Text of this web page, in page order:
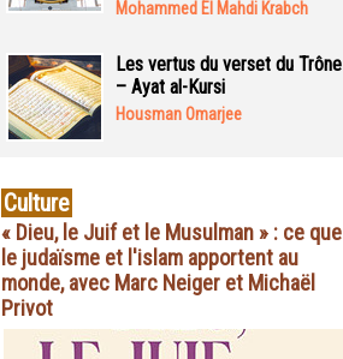
Mohammed El Mahdi Krabch
Les vertus du verset du Trône
– Ayat al-Kursi
Housman Omarjee
Culture
« Dieu, le Juif et le Musulman » : ce que
le judaïsme et l'islam apportent au
monde, avec Marc Neiger et Michaël
Privot